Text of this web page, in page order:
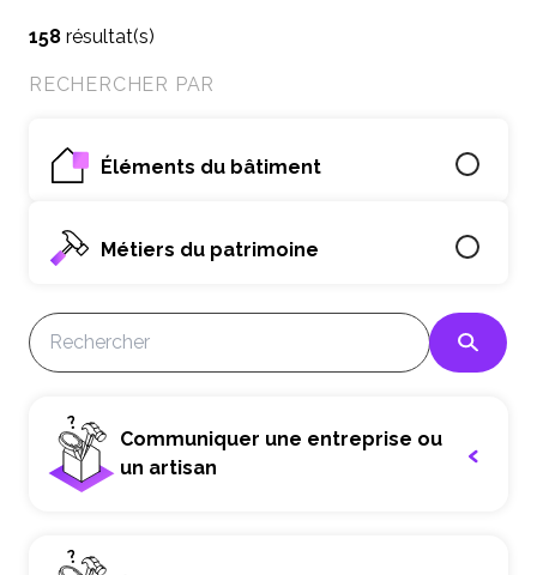
158 résultat(s)
RECHERCHER PAR
Éléments du bâtiment
Métiers du patrimoine
Communiquer une entreprise ou
un artisan